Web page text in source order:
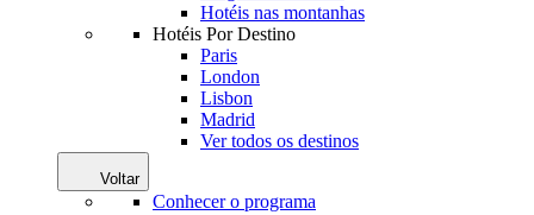
Hotéis nas montanhas
Hotéis Por Destino
Paris
London
Lisbon
Madrid
Ver todos os destinos
Voltar
Conhecer o programa